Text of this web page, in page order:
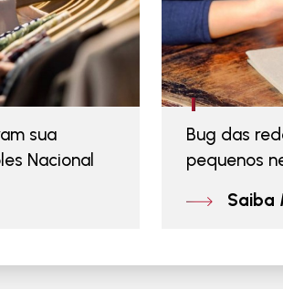
sua
Nacional
Bug das
pequenos
Saiba